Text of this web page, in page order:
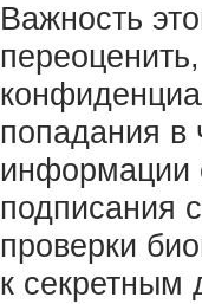
Важность
попадания в
информации
подписания
проверки
к секретным